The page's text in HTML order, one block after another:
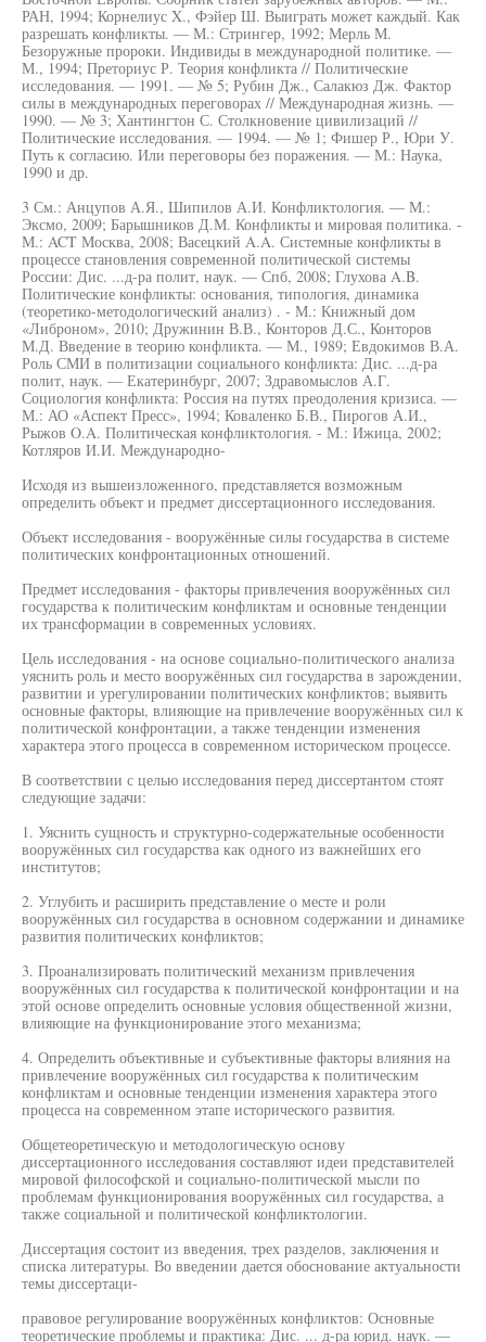
РАН, 1994; Корнелиус X., Фэйер Ш. Выиграть может каждый. Как
разрешать конфликты. — М.: Стрингер, 1992; Мерль М.
Безоружные пророки. Индивиды в международной политике. —
М., 1994; Преториус Р. Теория конфликта // Политические
исследования. — 1991. — № 5; Рубин Дж., Салакюз Дж. Фактор
силы в международных переговорах // Международная жизнь. —
1990. — № 3; Хантингтон С. Столкновение цивилизаций //
Политические исследования. — 1994. — № 1; Фишер Р., Юри У.
Путь к согласию. Или переговоры без поражения. — М.: Наука,
1990 и др.
3 См.: Анцупов А.Я., Шипилов А.И. Конфликтология. — М.:
Эксмо, 2009; Барышников Д.М. Конфликты и мировая политика. -
М.: ACT Москва, 2008; Васецкий A.A. Системные конфликты в
процессе становления современной политической системы
России: Дис. ...д-ра полит, наук. — Спб, 2008; Глухова A.B.
Политические конфликты: основания, типология, динамика
(теоретико-методологический анализ) . - М.: Книжный дом
«Либроном», 2010; Дружинин В.В., Конторов Д.С., Конторов
М.Д. Введение в теорию конфликта. — М., 1989; Евдокимов В.А.
Роль СМИ в политизации социального конфликта: Дис. ...д-ра
полит, наук. — Екатеринбург, 2007; Здравомыслов А.Г.
Социология конфликта: Россия на путях преодоления кризиса. —
М.: АО «Аспект Пресс», 1994; Коваленко Б.В., Пирогов А.И.,
Рыжов O.A. Политическая конфликтология. - М.: Ижица, 2002;
Котляров И.И. Международно-
Исходя из вышеизложенного, представляется возможным
определить объект и предмет диссертационного исследования.
Объект исследования - вооружённые силы государства в системе
политических конфронтационных отношений.
Предмет исследования - факторы привлечения вооружённых сил
государства к политическим конфликтам и основные тенденции
их трансформации в современных условиях.
Цель исследования - на основе социально-политического анализа
уяснить роль и место вооружённых сил государства в зарождении,
развитии и урегулировании политических конфликтов; выявить
основные факторы, влияющие на привлечение вооружённых сил к
политической конфронтации, а также тенденции изменения
характера этого процесса в современном историческом процессе.
В соответствии с целью исследования перед диссертантом стоят
следующие задачи:
1. Уяснить сущность и структурно-содержательные особенности
вооружённых сил государства как одного из важнейших его
институтов;
2. Углубить и расширить представление о месте и роли
вооружённых сил государства в основном содержании и динамике
развития политических конфликтов;
3. Проанализировать политический механизм привлечения
вооружённых сил государства к политической конфронтации и на
этой основе определить основные условия общественной жизни,
влияющие на функционирование этого механизма;
4. Определить объективные и субъективные факторы влияния на
привлечение вооружённых сил государства к политическим
конфликтам и основные тенденции изменения характера этого
процесса на современном этапе исторического развития.
Общетеоретическую и методологическую основу
диссертационного исследования составляют идеи представителей
мировой философской и социально-политической мысли по
проблемам функционирования вооружённых сил государства, а
также социальной и политической конфликтологии.
Диссертация состоит из введения, трех разделов, заключения и
списка литературы. Во введении дается обоснование актуальности
темы диссертаци-
правовое регулирование вооружённых конфликтов: Основные
теоретические проблемы и практика: Дис. ... д-ра юрид. наук. —